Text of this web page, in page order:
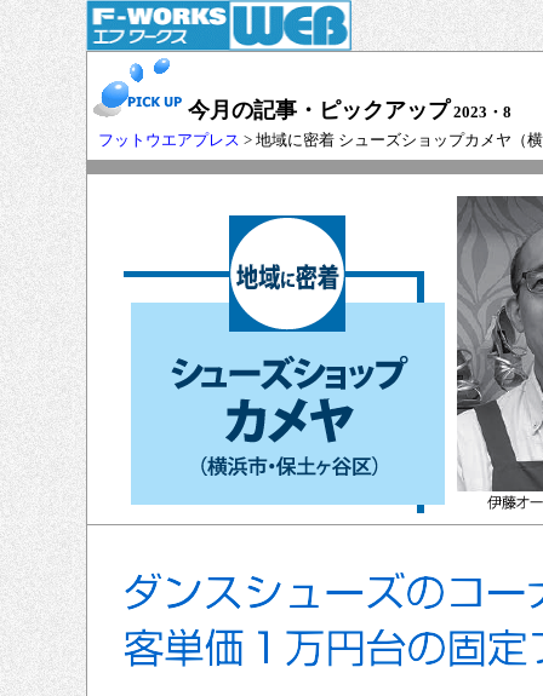
今月の記事・ピックアップ 2023・8
フットウエアプレス > 地域に密着 シューズショップカメヤ（